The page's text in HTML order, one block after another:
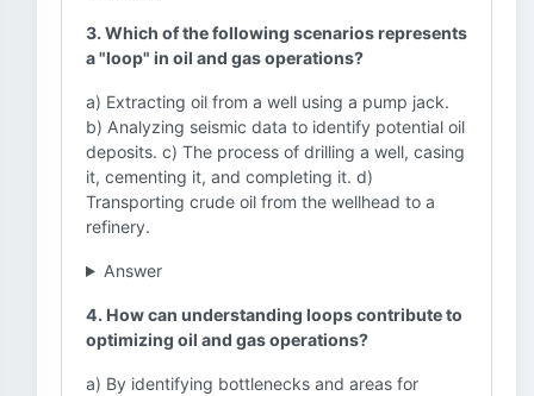
3. Which of the following scenarios represents
a "loop" in oil and gas operations?
a) Extracting oil from a well using a pump jack.
b) Analyzing seismic data to identify potential oil
deposits. c) The process of drilling a well, casing
it, cementing it, and completing it. d)
Transporting crude oil from the wellhead to a
refinery.
Answer
4. How can understanding loops contribute to
optimizing oil and gas operations?
a) By identifying bottlenecks and areas for